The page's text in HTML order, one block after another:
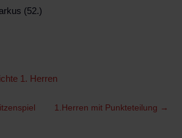
(52.)
1. Herren
1.Herren mit Punkteteilung →